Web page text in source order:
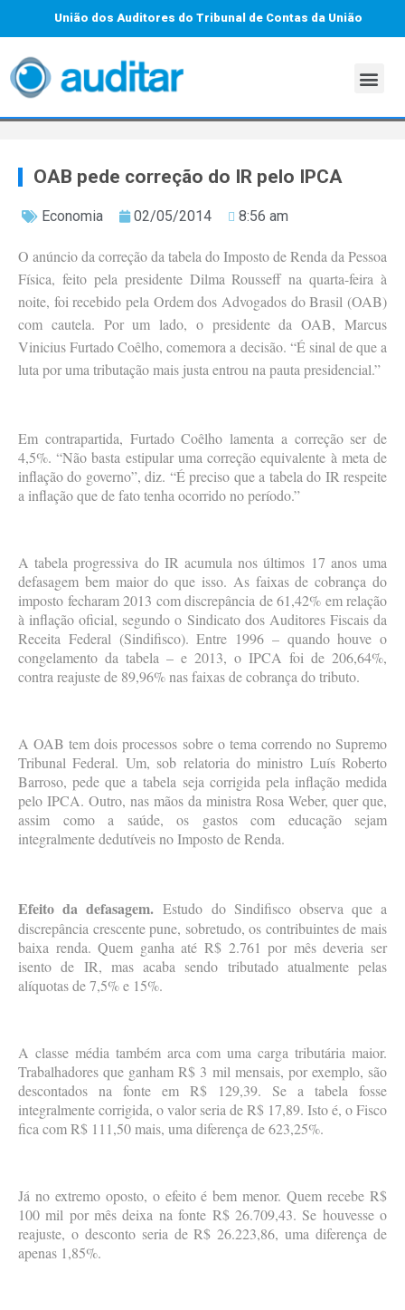
União dos Auditores do Tribunal de Contas da União
OAB pede correção do IR pelo IPCA
Economia 02/05/2014 8:56 am
O anúncio da correção da tabela do Imposto de Renda da Pessoa
Física, feito pela presidente Dilma Rousseff na quarta-feira à
noite, foi recebido pela Ordem dos Advogados do Brasil (OAB)
com cautela. Por um lado, o presidente da OAB, Marcus
Vinicius Furtado Coêlho, comemora a decisão. “É sinal de que a
luta por uma tributação mais justa entrou na pauta presidencial.”
Em contrapartida, Furtado Coêlho lamenta a correção ser de
4,5%. “Não basta estipular uma correção equivalente à meta de
inflação do governo”, diz. “É preciso que a tabela do IR respeite
a inflação que de fato tenha ocorrido no período.”
A tabela progressiva do IR acumula nos últimos 17 anos uma
defasagem bem maior do que isso. As faixas de cobrança do
imposto fecharam 2013 com discrepância de 61,42% em relação
à inflação oficial, segundo o Sindicato dos Auditores Fiscais da
Receita Federal (Sindifisco). Entre 1996 – quando houve o
congelamento da tabela – e 2013, o IPCA foi de 206,64%,
contra reajuste de 89,96% nas faixas de cobrança do tributo.
A OAB tem dois processos sobre o tema correndo no Supremo
Tribunal Federal. Um, sob relatoria do ministro Luís Roberto
Barroso, pede que a tabela seja corrigida pela inflação medida
pelo IPCA. Outro, nas mãos da ministra Rosa Weber, quer que,
assim como a saúde, os gastos com educação sejam
integralmente dedutíveis no Imposto de Renda.
Efeito da defasagem. Estudo do Sindifisco observa que a
discrepância crescente pune, sobretudo, os contribuintes de mais
baixa renda. Quem ganha até R$ 2.761 por mês deveria ser
isento de IR, mas acaba sendo tributado atualmente pelas
alíquotas de 7,5% e 15%.
A classe média também arca com uma carga tributária maior.
Trabalhadores que ganham R$ 3 mil mensais, por exemplo, são
descontados na fonte em R$ 129,39. Se a tabela fosse
integralmente corrigida, o valor seria de R$ 17,89. Isto é, o Fisco
fica com R$ 111,50 mais, uma diferença de 623,25%.
Já no extremo oposto, o efeito é bem menor. Quem recebe R$
100 mil por mês deixa na fonte R$ 26.709,43. Se houvesse o
reajuste, o desconto seria de R$ 26.223,86, uma diferença de
apenas 1,85%.